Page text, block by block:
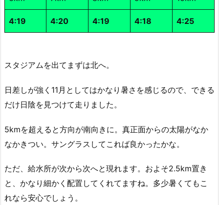
4:19 4:20 4:19 4:18 4:25
スタジアムを出てまずは北へ。
日差しが強く11月としてはかなり暑さを感じるので、できる
だけ日陰を見つけて走りました。
5kmを超えると方向が南向きに。真正面からの太陽がなか
なかきつい。サングラスしてこれば良かったかな。
ただ、給水所が次から次へと現れます。およそ2.5km置き
と、かなり細かく配置してくれてますね。多少暑くてもこ
れなら安心でしょう。